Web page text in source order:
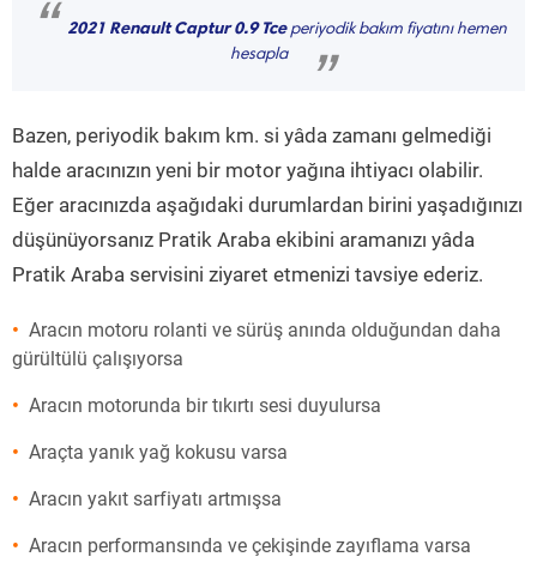
“ 2021 Renault Captur 0.9 Tceperiyodik bakım fiyatını hemen
hesapla
”
Bazen, periyodik bakım km. si yâda zamanı gelmediği
halde aracınızın yeni bir motor yağına ihtiyacı olabilir.
Eğer aracınızda aşağıdaki durumlardan birini yaşadığınızı
düşünüyorsanız Pratik Araba ekibini aramanızı yâda
Pratik Araba servisini ziyaret etmenizi tavsiye ederiz.
Aracın motoru rolanti ve sürüş anında olduğundan daha
gürültülü çalışıyorsa
Aracın motorunda bir tıkırtı sesi duyulursa
Araçta yanık yağ kokusu varsa
Aracın yakıt sarfiyatı artmışsa
Aracın performansında ve çekişinde zayıflama varsa